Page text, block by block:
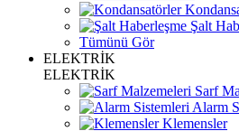
Şalt
Tümünü Gör
ELEKTRİK
ELEKTRİK
Sarf
Alarm
Klemensler